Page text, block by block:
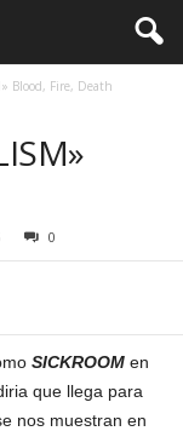
Blood, Fire, Death
0
SICKROOM en
que llega para
nos muestran en